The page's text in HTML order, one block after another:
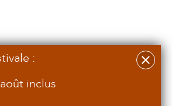
:
inclus